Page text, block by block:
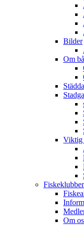
Bilder
Om
Viktig
Om